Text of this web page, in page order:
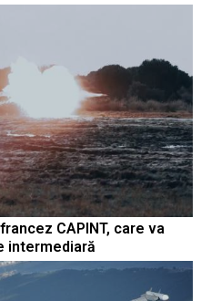
CAPINT, care va
intermediară